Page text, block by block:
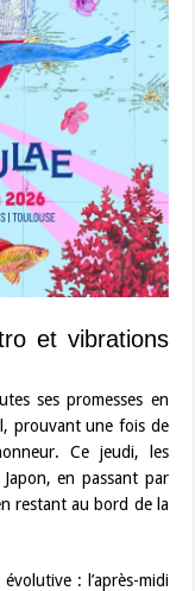
et vibrations
ses promesses en
prouvant une fois de
Ce jeudi, les
en passant par
restant au bord de la
: l’après-midi